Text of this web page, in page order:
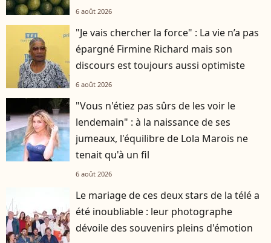
6 août 2026
"Je vais chercher la force" : La vie n’a pas
épargné Firmine Richard mais son
discours est toujours aussi optimiste
6 août 2026
"Vous n'étiez pas sûrs de les voir le
lendemain" : à la naissance de ses
jumeaux, l'équilibre de Lola Marois ne
tenait qu'à un fil
6 août 2026
Le mariage de ces deux stars de la télé a
été inoubliable : leur photographe
dévoile des souvenirs pleins d'émotion